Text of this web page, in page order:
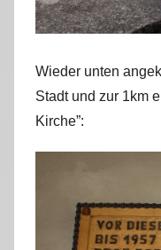
Wieder unten
Stadt und zur 1km
Kirche”: